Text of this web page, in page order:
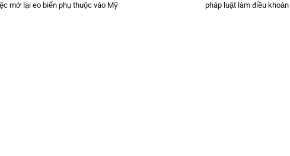
mở lại eo biển phụ thuộc vào Mỹ
pháp luật làm điều